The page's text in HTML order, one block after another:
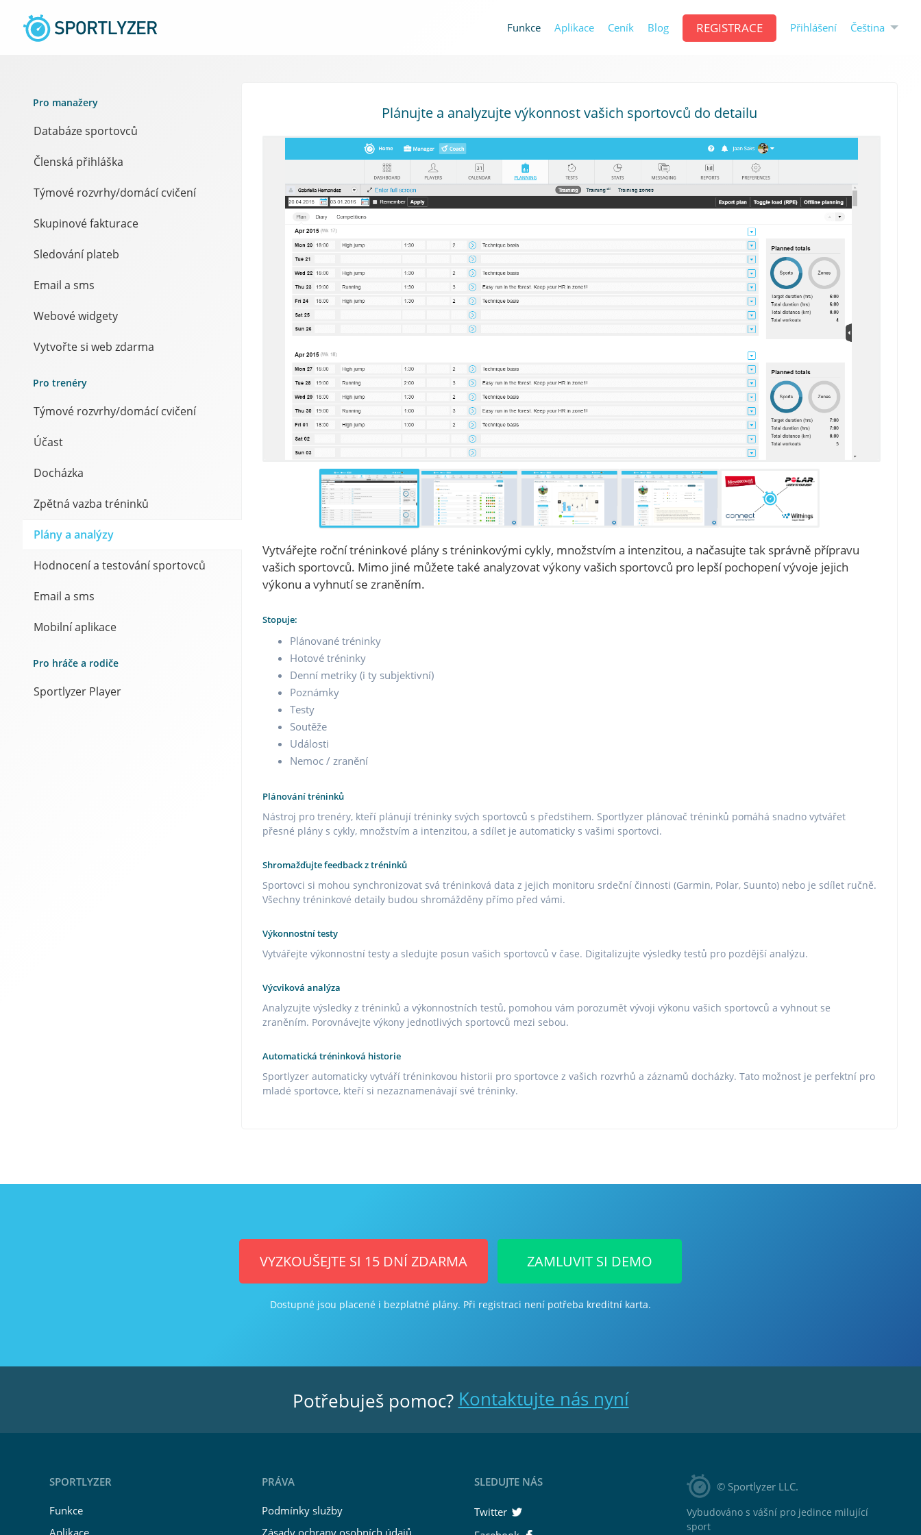
Funkce Aplikace Ceník Blog REGISTRACE Přihlášení Čeština
Pro manažery
Databáze sportovců
Členská přihláška
Týmové rozvrhy/domácí cvičení
Skupinové fakturace
Sledování plateb
Email a sms
Webové widgety
Vytvořte si web zdarma
Pro trenéry
Týmové rozvrhy/domácí cvičení
Účast
Docházka
Zpětná vazba tréninků
Plány a analýzy
Hodnocení a testování sportovců
Email a sms
Mobilní aplikace
Pro hráče a rodiče
Sportlyzer Player
Plánujte a analyzujte výkonnost vašich sportovců do detailu
Vytvářejte roční tréninkové plány s tréninkovými cykly, množstvím a intenzitou, a načasujte tak správně přípravu
vašich sportovců. Mimo jiné můžete také analyzovat výkony vašich sportovců pro lepší pochopení vývoje jejich
výkonu a vyhnutí se zraněním.
Stopuje:
Plánované tréninky
Hotové tréninky
Denní metriky (i ty subjektivní)
Poznámky
Testy
Soutěže
Události
Nemoc / zranění
Plánování tréninků
Nástroj pro trenéry, kteří plánují tréninky svých sportovců s předstihem. Sportlyzer plánovač tréninků pomáhá snadno vytvářet
přesné plány s cykly, množstvím a intenzitou, a sdílet je automaticky s vašimi sportovci.
Shromažďujte feedback z tréninků
Sportovci si mohou synchronizovat svá tréninková data z jejich monitoru srdeční činnosti (Garmin, Polar, Suunto) nebo je sdílet ručně.
Všechny tréninkové detaily budou shromážděny přímo před vámi.
Výkonnostní testy
Vytvářejte výkonnostní testy a sledujte posun vašich sportovců v čase. Digitalizujte výsledky testů pro pozdější analýzu.
Výcviková analýza
Analyzujte výsledky z tréninků a výkonnostních testů, pomohou vám porozumět vývoji výkonu vašich sportovců a vyhnout se
zraněním. Porovnávejte výkony jednotlivých sportovců mezi sebou.
Automatická tréninková historie
Sportlyzer automaticky vytváří tréninkovou historii pro sportovce z vašich rozvrhů a záznamů docházky. Tato možnost je perfektní pro
mladé sportovce, kteří si nezaznamenávají své tréninky.
VYZKOUŠEJTE SI 15 DNÍ ZDARMA ZAMLUVIT SI DEMO
Dostupné jsou placené i bezplatné plány. Při registraci není potřeba kreditní karta.
Potřebuješ pomoc? Kontaktujte nás nyní
SPORTLYZER
Funkce
PRÁVA
Podmínky služby
SLEDUJTE NÁS
Twitter
© Sportlyzer LLC.
Vybudováno s vášní pro jedince milující
sport